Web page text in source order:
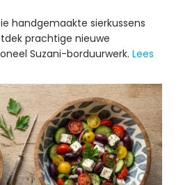
handgemaakte sierkussens
prachtige nieuwe
Suzani-borduurwerk. Lees